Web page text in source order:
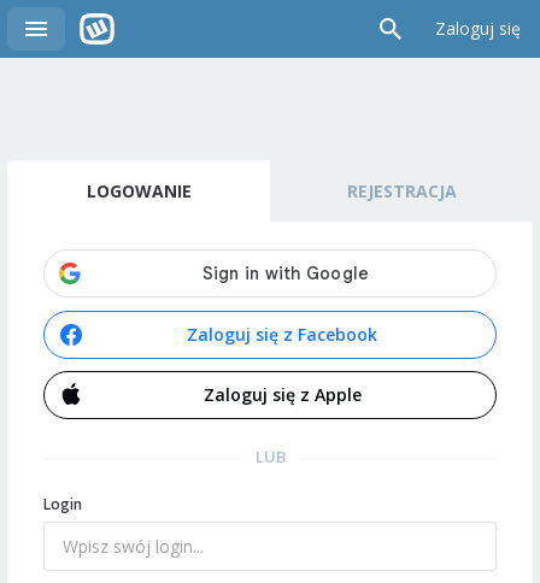
Zaloguj się
LOGOWANIE REJESTRACJA
Zaloguj się z Facebook
Zaloguj się z Apple
LUB
Login